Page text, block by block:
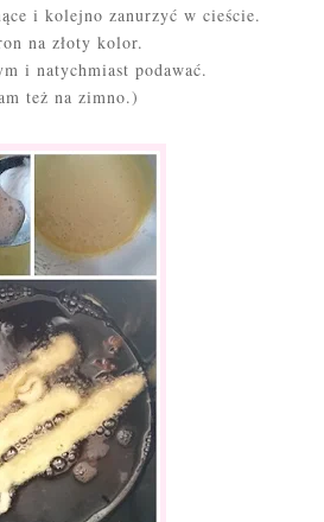
i kolejno zanurzyć w cieście.
na złoty kolor.
i natychmiast podawać.
też na zimno.)